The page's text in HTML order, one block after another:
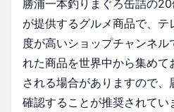
勝浦一本釣りまぐろ缶詰の
が提供するグルメ商品で、テ
度が高いショップチャンネル
れた商品を世界中から集め
される場合がありますので
確認することが推奨されてい